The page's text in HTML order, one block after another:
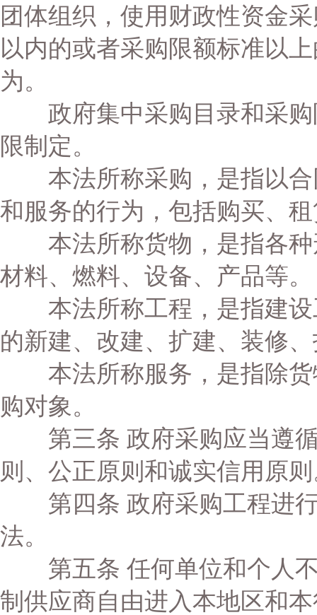
团体组织，使用财政性资金
以内的或者采购限额标准以
为。
政府集中采购目录和采购
限制定。
本法所称采购，是指以合
和服务的行为，包括购买、
本法所称货物，是指各种
材料、燃料、设备、产品等。
本法所称工程，是指建设
的新建、改建、扩建、装修
本法所称服务，是指除货
购对象。
第三条 政府采购应当遵循
则、公正原则和诚实信用原
第四条 政府采购工程进行
法。
第五条 任何单位和个人不
制供应商自由进入本地区和